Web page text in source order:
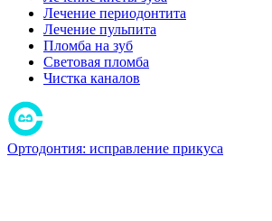
Лечение периодонтита
Лечение пульпита
Пломба на зуб
Световая пломба
Чистка каналов
Ортодонтия: исправление прикуса